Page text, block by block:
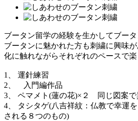
ブータン留学の経験を生かしてブータ
ブータンに魅かれた方も刺繍に興味
化に触れながらそれぞれのペースで楽
1、 運針練習
2、 入門編作品
3、 ペマメト(蓮の花)×２ 同じ図案で
4、 タシタゲ(八吉祥紋：仏教で幸運
される８つのもの)